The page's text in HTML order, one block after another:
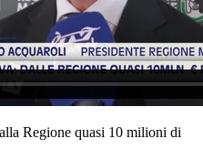
Regione quasi 10 milioni di